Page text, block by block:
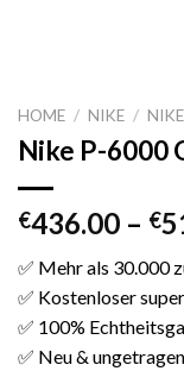
HOME / NIKE /
Nike P-6000
€436.00 – €
✅ Mehr als 30.000
✅ Kostenloser
✅ 100%
✅ Neu & ungetragen